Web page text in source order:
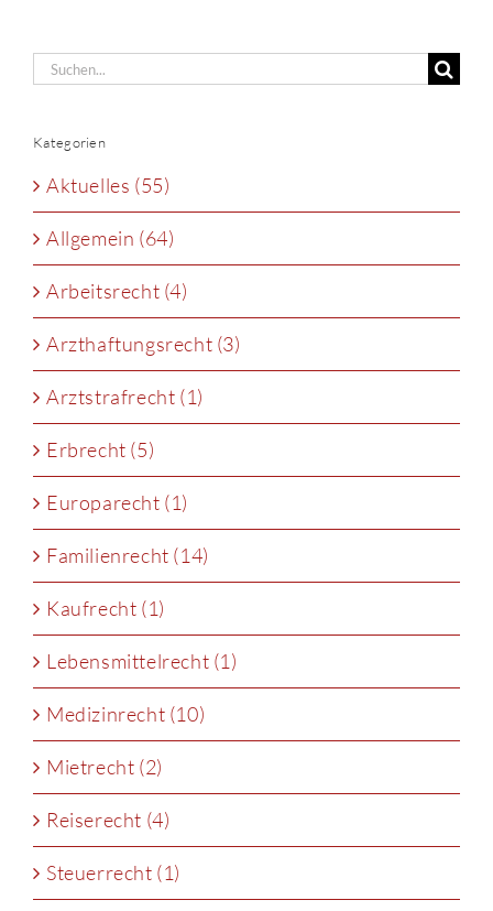
Suche
Kategorien
Aktuelles (55)
Allgemein (64)
Arbeitsrecht (4)
Arzthaftungsrecht (3)
Arztstrafrecht (1)
Erbrecht (5)
Europarecht (1)
Familienrecht (14)
Kaufrecht (1)
Lebensmittelrecht (1)
Medizinrecht (10)
Mietrecht (2)
Reiserecht (4)
Steuerrecht (1)